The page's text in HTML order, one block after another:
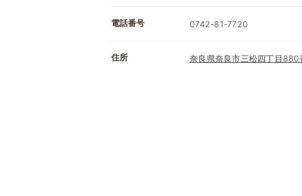
電話番号 0742-81-7720
住所 奈良県奈良市三松四丁目880